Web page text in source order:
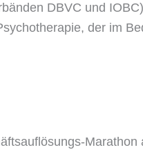
DBVC und
der im
Marathon